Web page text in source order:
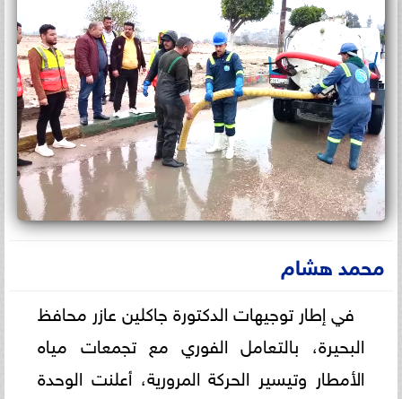
محمد هشام
في إطار توجيهات الدكتورة جاكلين عازر محافظ
البحيرة، بالتعامل الفوري مع تجمعات مياه
الأمطار وتيسير الحركة المرورية، أعلنت الوحدة